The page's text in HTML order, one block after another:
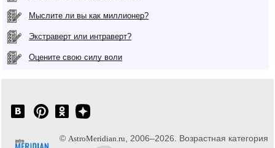
Мыслите ли вы как миллионер?
Экстраверт или интраверт?
Оцените свою силу воли
© AstroMeridian.ru , 2006–2026. Возрастная категория